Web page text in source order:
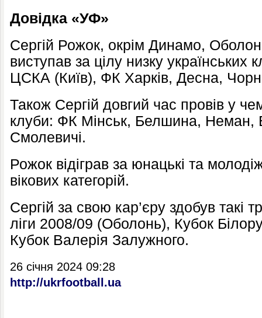
Довідка «УФ»
Сергій Рожок, окрім Динамо,
виступав за цілу низку українських
ЦСКА (Київ), ФК Харків, Десна,
Також Сергій довгий час провів у
клуби: ФК Мінськ, Белшина, Неман,
Смолевичі.
Рожок відіграв за юнацькі та
вікових категорій.
Сергій за свою кар’єру здобув такі
ліги 2008/09 (Оболонь), Кубок
Кубок Валерія Залужного.
26 січня 2024 09:28
http://ukrfootball.ua